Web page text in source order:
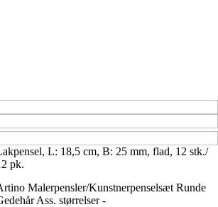
L: 18,5 cm, B: 25 mm, flad, 12 stk./
pk.
Malerpensler/Kunstnerpenselsæt Runde
Ass. størrelser -